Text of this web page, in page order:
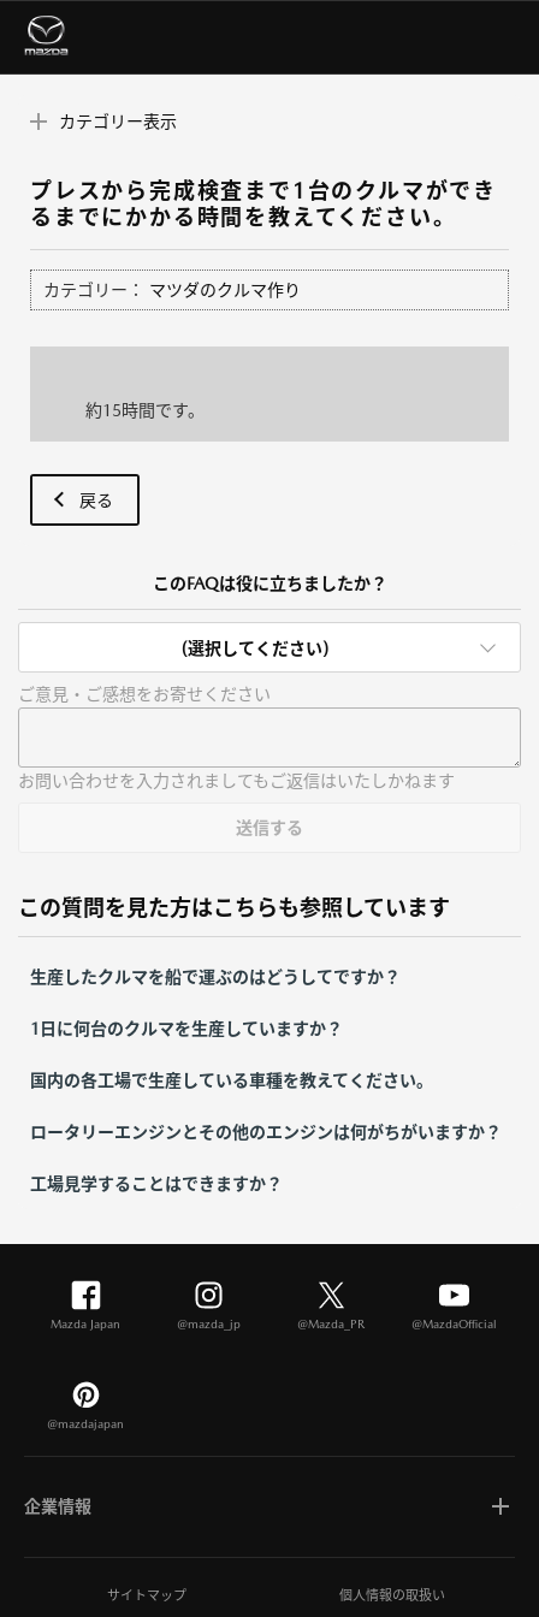
カテゴリー表示
プレスから完成検査まで1台のクルマができ
るまでにかかる時間を教えてください。
カテゴリー： マツダのクルマ作り
約15時間です。
戻る
このFAQは役に立ちましたか？
(選択してください)
ご意見・ご感想をお寄せください
お問い合わせを入力されましてもご返信はいたしかねます
送信する
この質問を見た方はこちらも参照しています
生産したクルマを船で運ぶのはどうしてですか？
1日に何台のクルマを生産していますか？
国内の各工場で生産している車種を教えてください。
ロータリーエンジンとその他のエンジンは何がちがいますか？
工場見学することはできますか？
Mazda Japan @mazda_jp @Mazda_PR @MazdaOfficial
@mazdajapan
企業情報
マツダについてサイトマップ 個人情報の取扱い